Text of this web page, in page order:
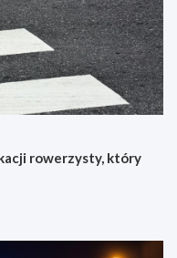
rowerzysty, który